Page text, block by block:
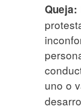
Queja:
uno o